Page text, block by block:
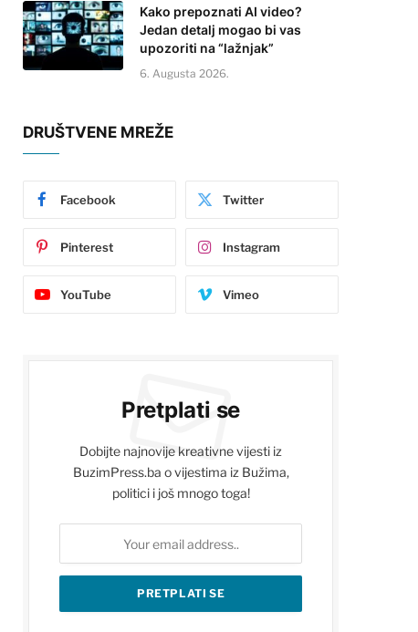
Kako prepoznati AI video?
Jedan detalj mogao bi vas
upozoriti na “lažnjak”
6. Augusta 2026.
DRUŠTVENE MREŽE
Facebook Twitter
Pinterest Instagram
YouTube Vimeo
Pretplati se
Dobijte najnovije kreativne vijesti iz
BuzimPress.ba o vijestima iz Bužima,
politici i još mnogo toga!